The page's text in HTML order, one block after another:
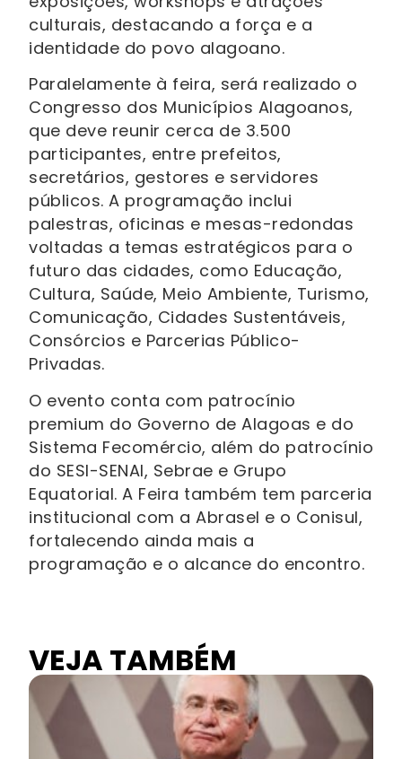
culturais, destacando a força e a
identidade do povo alagoano.
Paralelamente à feira, será realizado o
Congresso dos Municípios Alagoanos,
que deve reunir cerca de 3.500
participantes, entre prefeitos,
secretários, gestores e servidores
públicos. A programação inclui
palestras, oficinas e mesas-redondas
voltadas a temas estratégicos para o
futuro das cidades, como Educação,
Cultura, Saúde, Meio Ambiente, Turismo,
Comunicação, Cidades Sustentáveis,
Consórcios e Parcerias Público-
Privadas.
O evento conta com patrocínio
premium do Governo de Alagoas e do
Sistema Fecomércio, além do patrocínio
do SESI-SENAI, Sebrae e Grupo
Equatorial. A Feira também tem parceria
institucional com a Abrasel e o Conisul,
fortalecendo ainda mais a
programação e o alcance do encontro.
VEJA TAMBÉM